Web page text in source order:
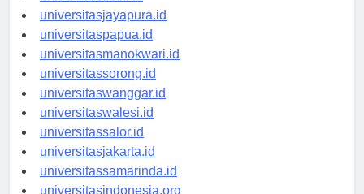
universitassofifi.id
universitasjayapura.id
universitaspapua.id
universitasmanokwari.id
universitassorong.id
universitaswanggar.id
universitaswalesi.id
universitassalor.id
universitasjakarta.id
universitassamarinda.id